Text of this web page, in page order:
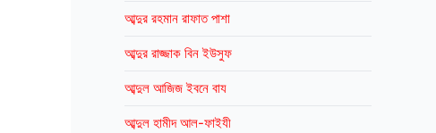
আব্দুর রহমান রাফাত পাশা
আব্দুর রাজ্জাক বিন ইউসুফ
আব্দুল আজিজ ইবনে বায
আব্দুল হামীদ আল-ফাইযী